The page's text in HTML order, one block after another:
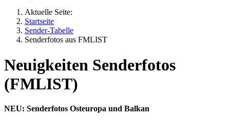
Aktuelle Seite:
Startseite
Sender-Tabelle
Senderfotos aus FMLIST
Neuigkeiten Senderfotos
(FMLIST)
NEU: Senderfotos Osteuropa und Balkan